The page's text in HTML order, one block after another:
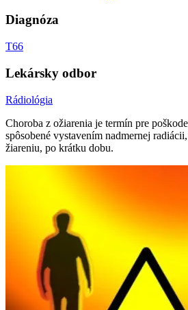
Diagnóza
T66
Lekársky odbor
Rádiológia
Choroba z ožiarenia je termín pre
spôsobené vystavením nadmernej
žiareniu, po krátku dobu.